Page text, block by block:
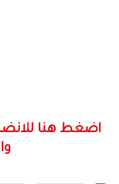
اضغط هنا